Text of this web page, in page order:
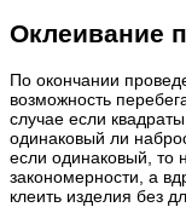
Оклеивание
По окончании
возможность
случае если
одинаковый ли
если одинаковый, то
закономерности, а
клеить изделия без